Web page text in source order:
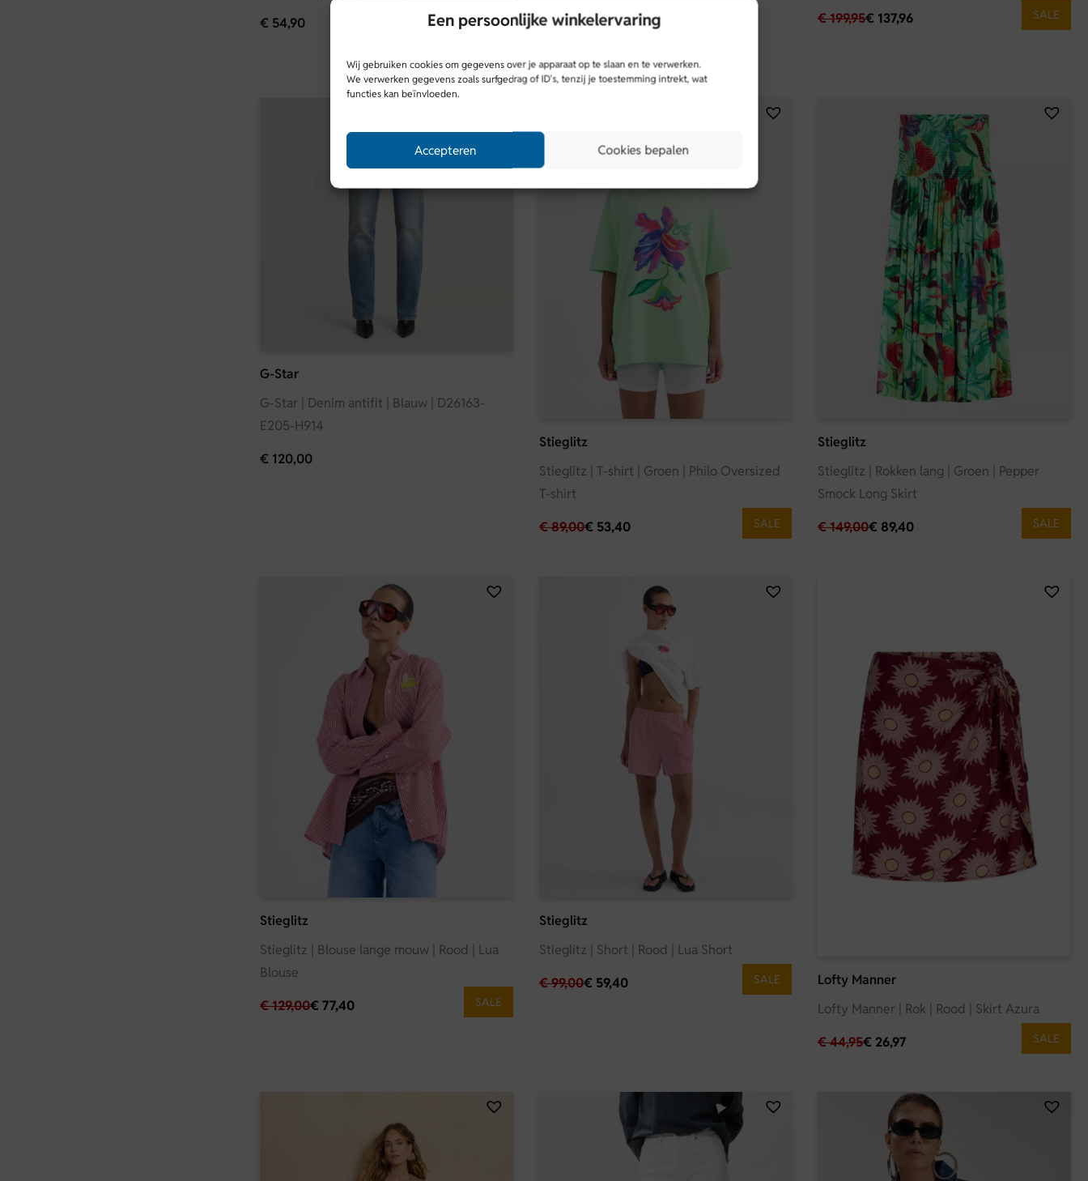
Een persoonlijke winkelervaring
Wij gebruiken cookies om gegevens over je apparaat op te slaan en te verwerken.
We verwerken gegevens zoals surfgedrag of ID's, tenzij je toestemming intrekt, wat
functies kan beïnvloeden.
Accepteren Cookies bepalen
€ 54,90
Five Units | Pantalon | Grijs | LauraFV
SALE
€199,95€ 137,96
G-Star
G-Star | Denim antifit | Blauw | D26163-
E205-H914
€ 120,00
Stieglitz
SALE
Stieglitz | T-shirt | Groen | Philo Oversized
T-shirt
€89,00€ 53,40
Stieglitz
SALE
Stieglitz | Rokken lang | Groen | Pepper
Smock Long Skirt
€149,00€ 89,40
Stieglitz
SALE
Stieglitz | Blouse lange mouw | Rood | Lua
Blouse
€129,00€ 77,40
Stieglitz
SALE
Stieglitz | Short | Rood | Lua Short
€99,00€ 59,40 Lofty Manner
SALE
Lofty Manner | Rok | Rood | Skirt Azura
€44,95€ 26,97